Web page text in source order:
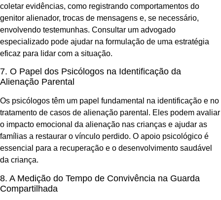
coletar evidências, como registrando comportamentos do
genitor alienador, trocas de mensagens e, se necessário,
envolvendo testemunhas. Consultar um advogado
especializado pode ajudar na formulação de uma estratégia
eficaz para lidar com a situação.
7. O Papel dos Psicólogos na Identificação da
Alienação Parental
Os psicólogos têm um papel fundamental na identificação e no
tratamento de casos de alienação parental. Eles podem avaliar
o impacto emocional da alienação nas crianças e ajudar as
famílias a restaurar o vínculo perdido. O apoio psicológico é
essencial para a recuperação e o desenvolvimento saudável
da criança.
8. A Medição do Tempo de Convivência na Guarda
Compartilhada